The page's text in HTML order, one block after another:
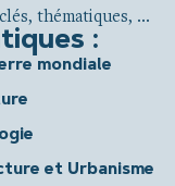
thématiques, ...
:
mondiale
et Urbanisme